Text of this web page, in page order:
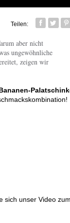
Teilen:
aber nicht
ungewöhnliche
zeigen wir
sich unser Video zum